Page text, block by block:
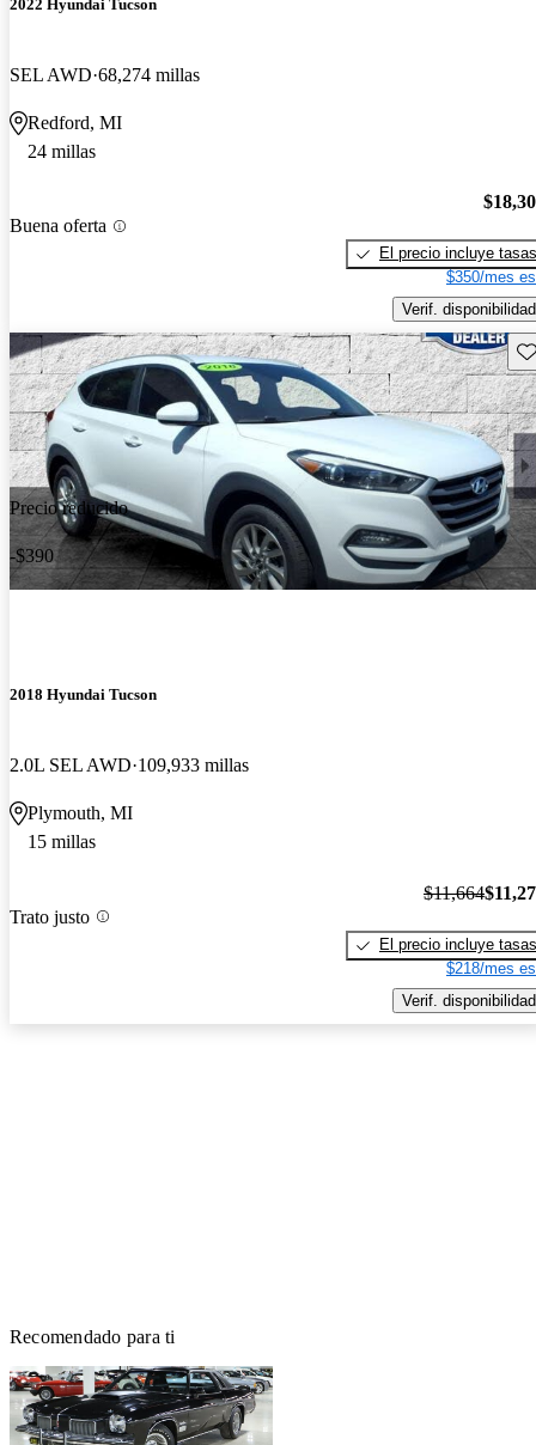
2022 Hyundai Tucson
SEL AWD 68,274 millas
Redford, MI
24 millas
Buena oferta
El precio incluye tasas
$350/mes
Verif. disponibilidad
Precio reducido
-$390
2018 Hyundai Tucson
2.0L SEL AWD 109,933 millas
Plymouth, MI
15 millas
Trato justo
$11,664
El precio incluye tasas
$218/mes
Verif. disponibilidad
Recomendado para ti